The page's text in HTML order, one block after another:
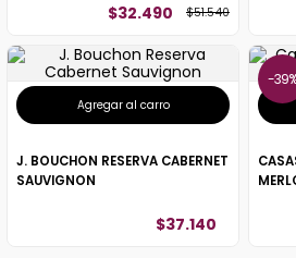
$32.490 $51.540
Agregar al carro
J. BOUCHON RESERVA CABERNET
SAUVIGNON
$37.140